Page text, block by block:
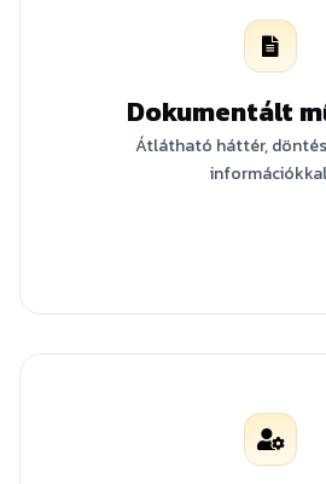
Dokumentált
Átlátható háttér,